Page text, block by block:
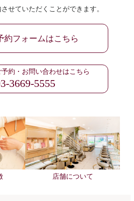
せていただくことができます。
約フォームはこちら
約・お問い合わせはこちら
3669-5555
店舗について